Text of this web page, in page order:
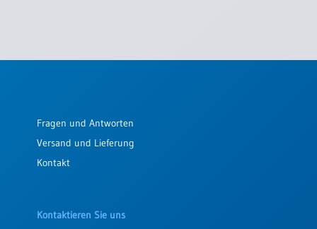
Fragen und Antworten
Versand und Lieferung
Kontakt
Kontaktieren Sie uns